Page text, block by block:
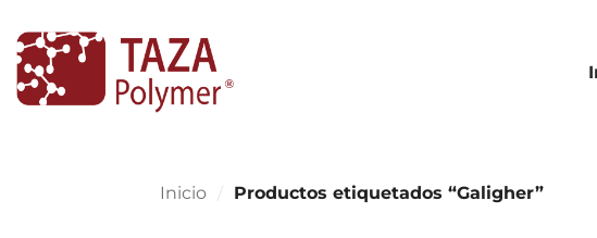
to
content
Inicio / Productos etiquetados “Galigher”